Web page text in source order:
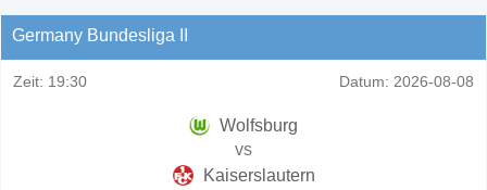
Germany Bundesliga II
Zeit: 19:30 Datum: 2026-08-08
Wolfsburg
vs
Kaiserslautern